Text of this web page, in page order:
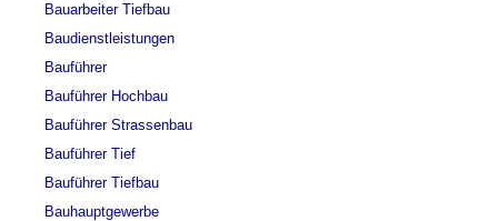
Bauarbeiter Tiefbau
Baudienstleistungen
Bauführer
Bauführer Hochbau
Bauführer Strassenbau
Bauführer Tief
Bauführer Tiefbau
Bauhauptgewerbe